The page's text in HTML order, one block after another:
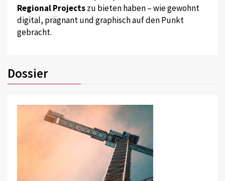
Regional Projectszu bieten haben – wie gewohnt
digital, prägnant und graphisch auf den Punkt
gebracht.
Dossier